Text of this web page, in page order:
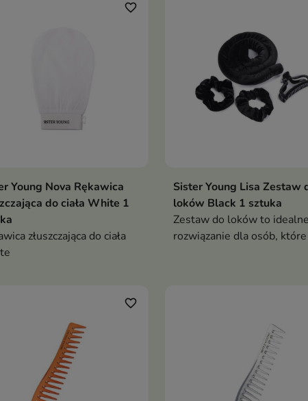
favorite_border
Young Nova Rękawica
do ciała White 1
złuszczająca do ciała
Sister Young Lisa Zestaw
loków Black 1 sztuka
Zestaw do loków to idealne
rozwiązanie dla osób, które
favorite_border